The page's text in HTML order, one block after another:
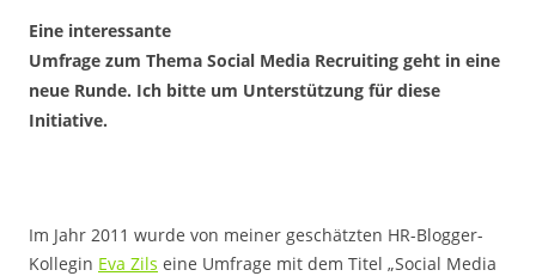
Eine interessante
Umfrage zum Thema Social Media Recruiting geht in eine
neue Runde. Ich bitte um Unterstützung für diese
Initiative.
Im Jahr 2011 wurde von meiner geschätzten HR-Blogger-
Kollegin Eva Zils eine Umfrage mit dem Titel „Social Media